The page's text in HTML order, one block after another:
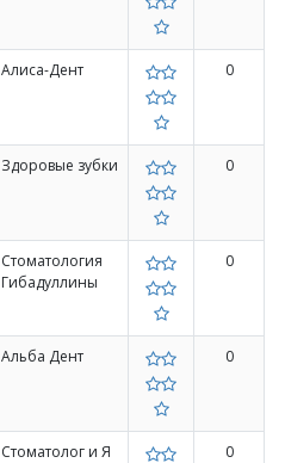
Алиса-Дент 0
Здоровые зубки 0
Cтоматология
Гибадуллины
0
Альба Дент 0
Стоматолог и Я 0